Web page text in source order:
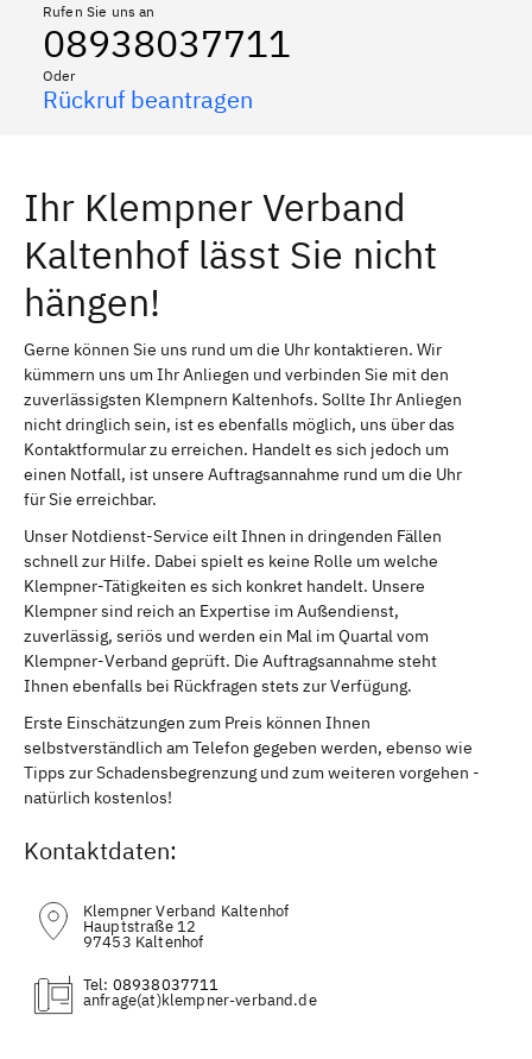
Rufen Sie uns an
08938037711
Oder
Rückruf beantragen
Ihr Klempner Verband
Kaltenhof lässt Sie nicht
hängen!
Gerne können Sie uns rund um die Uhr kontaktieren. Wir
kümmern uns um Ihr Anliegen und verbinden Sie mit den
zuverlässigsten Klempnern Kaltenhofs. Sollte Ihr Anliegen
nicht dringlich sein, ist es ebenfalls möglich, uns über das
Kontaktformular zu erreichen. Handelt es sich jedoch um
einen Notfall, ist unsere Auftragsannahme rund um die Uhr
für Sie erreichbar.
Unser Notdienst-Service eilt Ihnen in dringenden Fällen
schnell zur Hilfe. Dabei spielt es keine Rolle um welche
Klempner-Tätigkeiten es sich konkret handelt. Unsere
Klempner sind reich an Expertise im Außendienst,
zuverlässig, seriös und werden ein Mal im Quartal vom
Klempner-Verband geprüft. Die Auftragsannahme steht
Ihnen ebenfalls bei Rückfragen stets zur Verfügung.
Erste Einschätzungen zum Preis können Ihnen
selbstverständlich am Telefon gegeben werden, ebenso wie
Tipps zur Schadensbegrenzung und zum weiteren vorgehen -
natürlich kostenlos!
Kontaktdaten:
Klempner Verband Kaltenhof
Hauptstraße 12
97453 Kaltenhof
Tel: 08938037711
(at)